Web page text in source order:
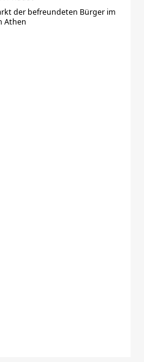
der befreundeten Bürger im
Athen